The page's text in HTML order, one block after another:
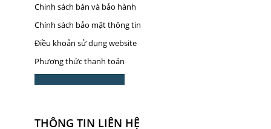
Chinh sách bán và bảo hành
Chính sách bảo mật thông tin
Điều khoản sử dụng website
Phương thức thanh toán
THÔNG TIN LIÊN HỆ